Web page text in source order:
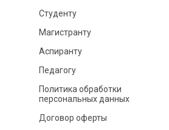
Студенту
Магистранту
Аспиранту
Педагогу
Политика обработки
персональных данных
Договор оферты